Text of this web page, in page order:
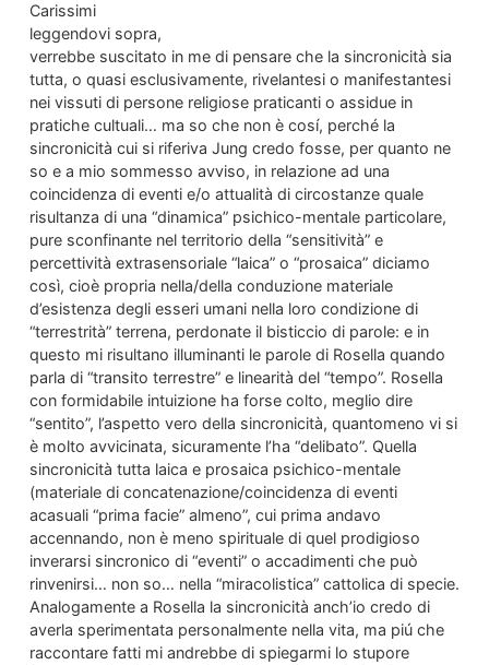
Carissimi
leggendovi sopra,
verrebbe suscitato in me di pensare che la sincronicità sia
tutta, o quasi esclusivamente, rivelantesi o manifestantesi
nei vissuti di persone religiose praticanti o assidue in
pratiche cultuali… ma so che non è cosí, perché la
sincronicità cui si riferiva Jung credo fosse, per quanto ne
so e a mio sommesso avviso, in relazione ad una
coincidenza di eventi e/o attualità di circostanze quale
risultanza di una “dinamica” psichico-mentale particolare,
pure sconfinante nel territorio della “sensitività” e
percettività extrasensoriale “laica” o “prosaica” diciamo
così, cioè propria nella/della conduzione materiale
d’esistenza degli esseri umani nella loro condizione di
“terrestrità” terrena, perdonate il bisticcio di parole: e in
questo mi risultano illuminanti le parole di Rosella quando
parla di “transito terrestre” e linearità del “tempo”. Rosella
con formidabile intuizione ha forse colto, meglio dire
“sentito”, l’aspetto vero della sincronicità, quantomeno vi si
è molto avvicinata, sicuramente l’ha “delibato”. Quella
sincronicità tutta laica e prosaica psichico-mentale
(materiale di concatenazione/coincidenza di eventi
acasuali “prima facie” almeno”, cui prima andavo
accennando, non è meno spirituale di quel prodigioso
inverarsi sincronico di “eventi” o accadimenti che può
rinvenirsi… non so… nella “miracolistica” cattolica di specie.
Analogamente a Rosella la sincronicità anch’io credo di
averla sperimentata personalmente nella vita, ma piú che
raccontare fatti mi andrebbe di spiegarmi lo stupore